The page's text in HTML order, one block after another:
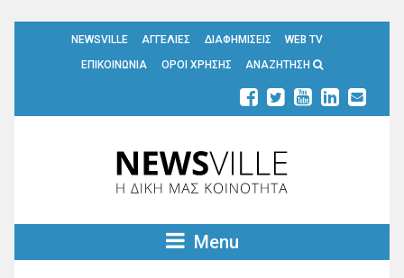
NEWSVILLE ΑΓΓΕΛΙΕΣ ΔΙΑΦΗΜΙΣΕΙΣ
WEB TV
ΕΠΙΚΟΙΝΩΝΙΑ
ΟΡΟΙ ΧΡΗΣΗΣ ΑΝΑΖΗΤΗΣΗ
Menu